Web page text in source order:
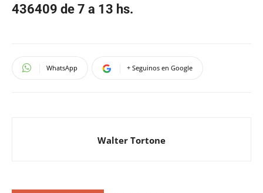
436409 de 7 a 13 hs.
WhatsApp + Seguinos en Google
Walter Tortone